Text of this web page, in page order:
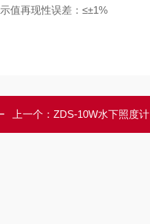
示值再现性误差： ≤±1%
上一个： ZDS-10W水下照度计